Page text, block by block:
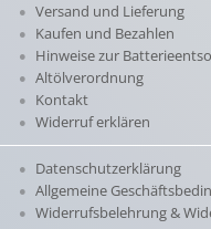
Versand und Lieferung
Kaufen und Bezahlen
Hinweise zur
Altölverordnung
Kontakt
Widerruf erklären
Datenschutzerklärung
Allgemeine
Widerrufsbelehrung &